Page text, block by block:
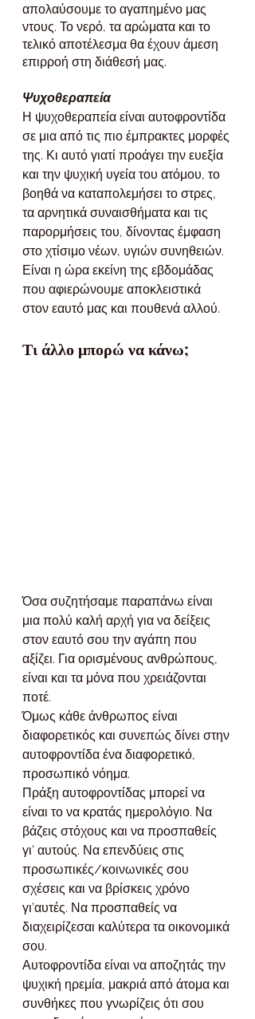
απολαύσουμε το αγαπημένο μας
ντους. Το νερό, τα αρώματα και το
τελικό αποτέλεσμα θα έχουν άμεση
επιρροή στη διάθεσή μας.
Ψυχοθεραπεία
Η ψυχοθεραπεία είναι αυτοφροντίδα
σε μια από τις πιο έμπρακτες μορφές
της. Κι αυτό γιατί προάγει την ευεξία
και την ψυχική υγεία του ατόμου, το
βοηθά να καταπολεμήσει το στρες,
τα αρνητικά συναισθήματα και τις
παρορμήσεις του, δίνοντας έμφαση
στο χτίσιμο νέων, υγιών συνηθειών.
Είναι η ώρα εκείνη της εβδομάδας
που αφιερώνουμε αποκλειστικά
στον εαυτό μας και πουθενά αλλού.
Τι άλλο μπορώ να κάνω;
Όσα συζητήσαμε παραπάνω είναι
μια πολύ καλή αρχή για να δείξεις
στον εαυτό σου την αγάπη που
αξίζει. Για ορισμένους ανθρώπους,
είναι και τα μόνα που χρειάζονται
ποτέ.
Όμως κάθε άνθρωπος είναι
διαφορετικός και συνεπώς δίνει στην
αυτοφροντίδα ένα διαφορετικό,
προσωπικό νόημα.
Πράξη αυτοφροντίδας μπορεί να
είναι το να κρατάς ημερολόγιο. Να
βάζεις στόχους και να προσπαθείς
γι’ αυτούς. Να επενδύεις στις
προσωπικές/κοινωνικές σου
σχέσεις και να βρίσκεις χρόνο
γι’αυτές. Να προσπαθείς να
διαχειρίζεσαι καλύτερα τα οικονομικά
σου.
Αυτοφροντίδα είναι να αποζητάς την
ψυχική ηρεμία, μακριά από άτομα και
συνθήκες που γνωρίζεις ότι σου